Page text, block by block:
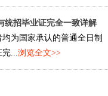
统招毕业证完全一致详解
为国家承认的普通全日制
完...浏览全文>>